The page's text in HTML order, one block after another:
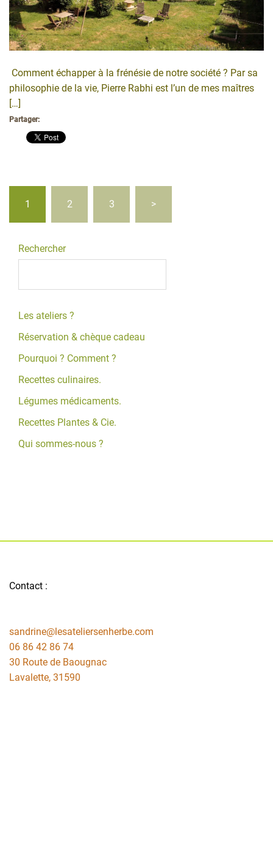
Comment échapper à la frénésie de notre société ? Par sa
philosophie de la vie, Pierre Rabhi est l’un de mes maîtres
[…]
Partager:
des
publications
1 2 3 >
Rechercher
Les ateliers ?
Réservation & chèque cadeau
Pourquoi ? Comment ?
Recettes culinaires.
Légumes médicaments.
Recettes Plantes & Cie.
Qui sommes-nous ?
Contact :
sandrine@lesateliersenherbe.com
06 86 42 86 74
30 Route de Baougnac
Lavalette, 31590